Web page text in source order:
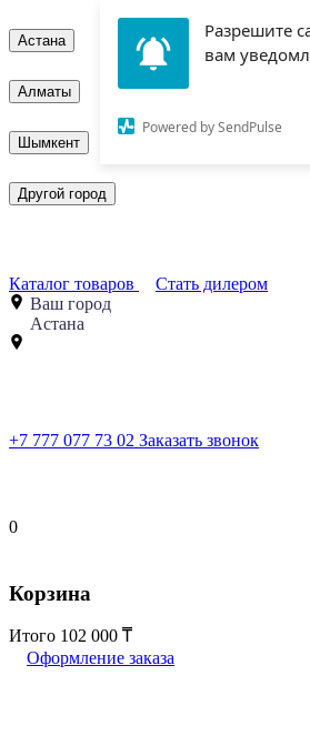
Разрешите
вам
Powered by SendPulse
Астана
Алматы
Шымкент
Другой город
Каталог товаров
Стать дилером
Ваш город
Астана
+7 777 077 73 02 Заказать звонок
0
Корзина
Итого 102 000
Оформление заказа